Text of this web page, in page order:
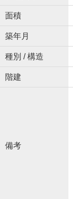
面積
築年月
種別 / 構造
階建
備考